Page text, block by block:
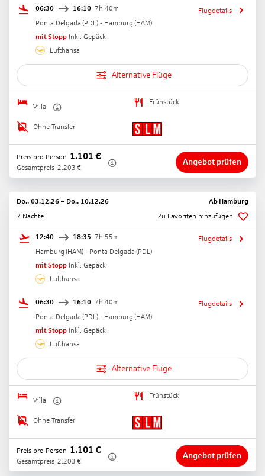
06:30 16:10 7h 40m
Ponta Delgada (PDL) - Hamburg (HAM)
mit Stopp Inkl. Gepäck
Lufthansa
Flugdetails
Alternative Flüge
Villa
Frühstück
Ohne Transfer
Preis pro Person 1.101 €
Gesamtpreis 2.203 €
Angebot prüfen
Do., 03.12.26 – Do., 10.12.26 Ab Hamburg
7 Nächte
Zu Favoriten hinzufügen
12:40 18:35 7h 55m
Hamburg (HAM) - Ponta Delgada (PDL)
mit Stopp Inkl. Gepäck
Lufthansa
Flugdetails
06:30 16:10 7h 40m
Ponta Delgada (PDL) - Hamburg (HAM)
mit Stopp Inkl. Gepäck
Lufthansa
Flugdetails
Alternative Flüge
Villa
Frühstück
Ohne Transfer
Preis pro Person 1.101 €
Gesamtpreis 2.203 €
Angebot prüfen